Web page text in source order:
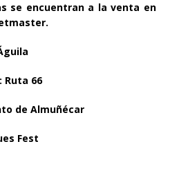
se encuentran a la venta en
Ruta 66
de Almuñécar
Fest